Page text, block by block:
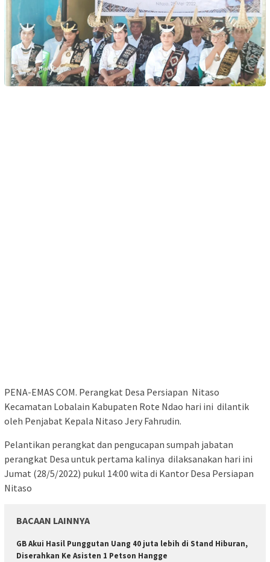
PENA-EMAS COM. Perangkat Desa Persiapan Nitaso
Kecamatan Lobalain Kabupaten Rote Ndao hari ini dilantik
oleh Penjabat Kepala Nitaso Jery Fahrudin.
Pelantikan perangkat dan pengucapan sumpah jabatan
perangkat Desa untuk pertama kalinya dilaksanakan hari ini
Jumat (28/5/2022) pukul 14:00 wita di Kantor Desa Persiapan
Nitaso
BACAAN LAINNYA
GB Akui Hasil Punggutan Uang 40 juta lebih di Stand Hiburan,
Diserahkan Ke Asisten 1 Petson Hangge